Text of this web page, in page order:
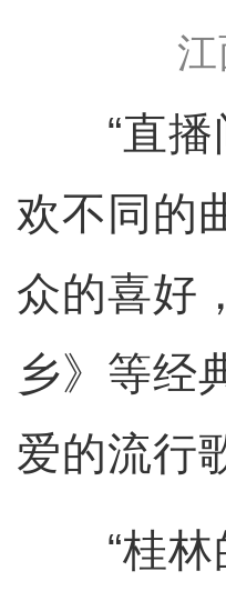
“直播
欢不同的
众的喜好
乡》等经
爱的流行
“桂林